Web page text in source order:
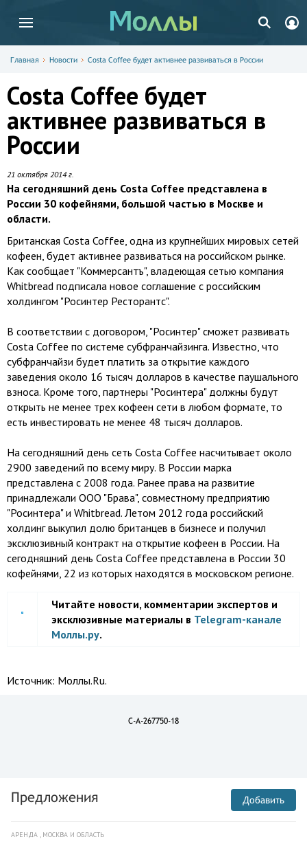
Главная Новости Costa Coffee будет активнее развиваться в России
Costa Coffee будет
активнее развиваться в
России
21 октября 2014 г.
На сегодняшний день Costa Coffee представлена в
России 30 кофейнями, большой частью в Москве и
области.
Британская Costa Coffee, одна из крупнейших мировых сетей
кофеен, будет активнее развиваться на российском рынке.
Как сообщает "Коммерсантъ", владеющая сетью компания
Whitbread подписала новое соглашение с российским
холдингом "Росинтер Ресторантс".
В соответствии с договором, "Росинтер" сможет развивать
Costa Coffee по системе субфранчайзинга. Известно, что
субфранчайзи будет платить за открытие каждого
заведения около 16 тысяч долларов в качестве паушального
взноса. Кроме того, партнеры "Росинтера" должны будут
открыть не менее трех кофеен сети в любом формате, то
есть инвестировать не менее 48 тысяч долларов.
На сегодняшний день сеть Costa Coffee насчитывает около
2900 заведений по всему миру. В России марка
представлена с 2008 года. Ранее права на развитие
принадлежали ООО "Брава", совместному предприятию
"Росинтера" и Whitbread. Летом 2012 года российский
холдинг выкупил долю британцев в бизнесе и получил
эксклюзивный контракт на открытие кофеен в России. На
сегодняшний день Costa Coffee представлена в России 30
кофейнями, 22 из которых находятся в московском регионе.
Читайте новости, комментарии экспертов и
эксклюзивные материалы в Telegram-канале
Моллы.ру.
Источник: Моллы.Ru.
C-A-267750-18
Предложения Добавить
АРЕНДА , МОСКВА И ОБЛАСТЬ